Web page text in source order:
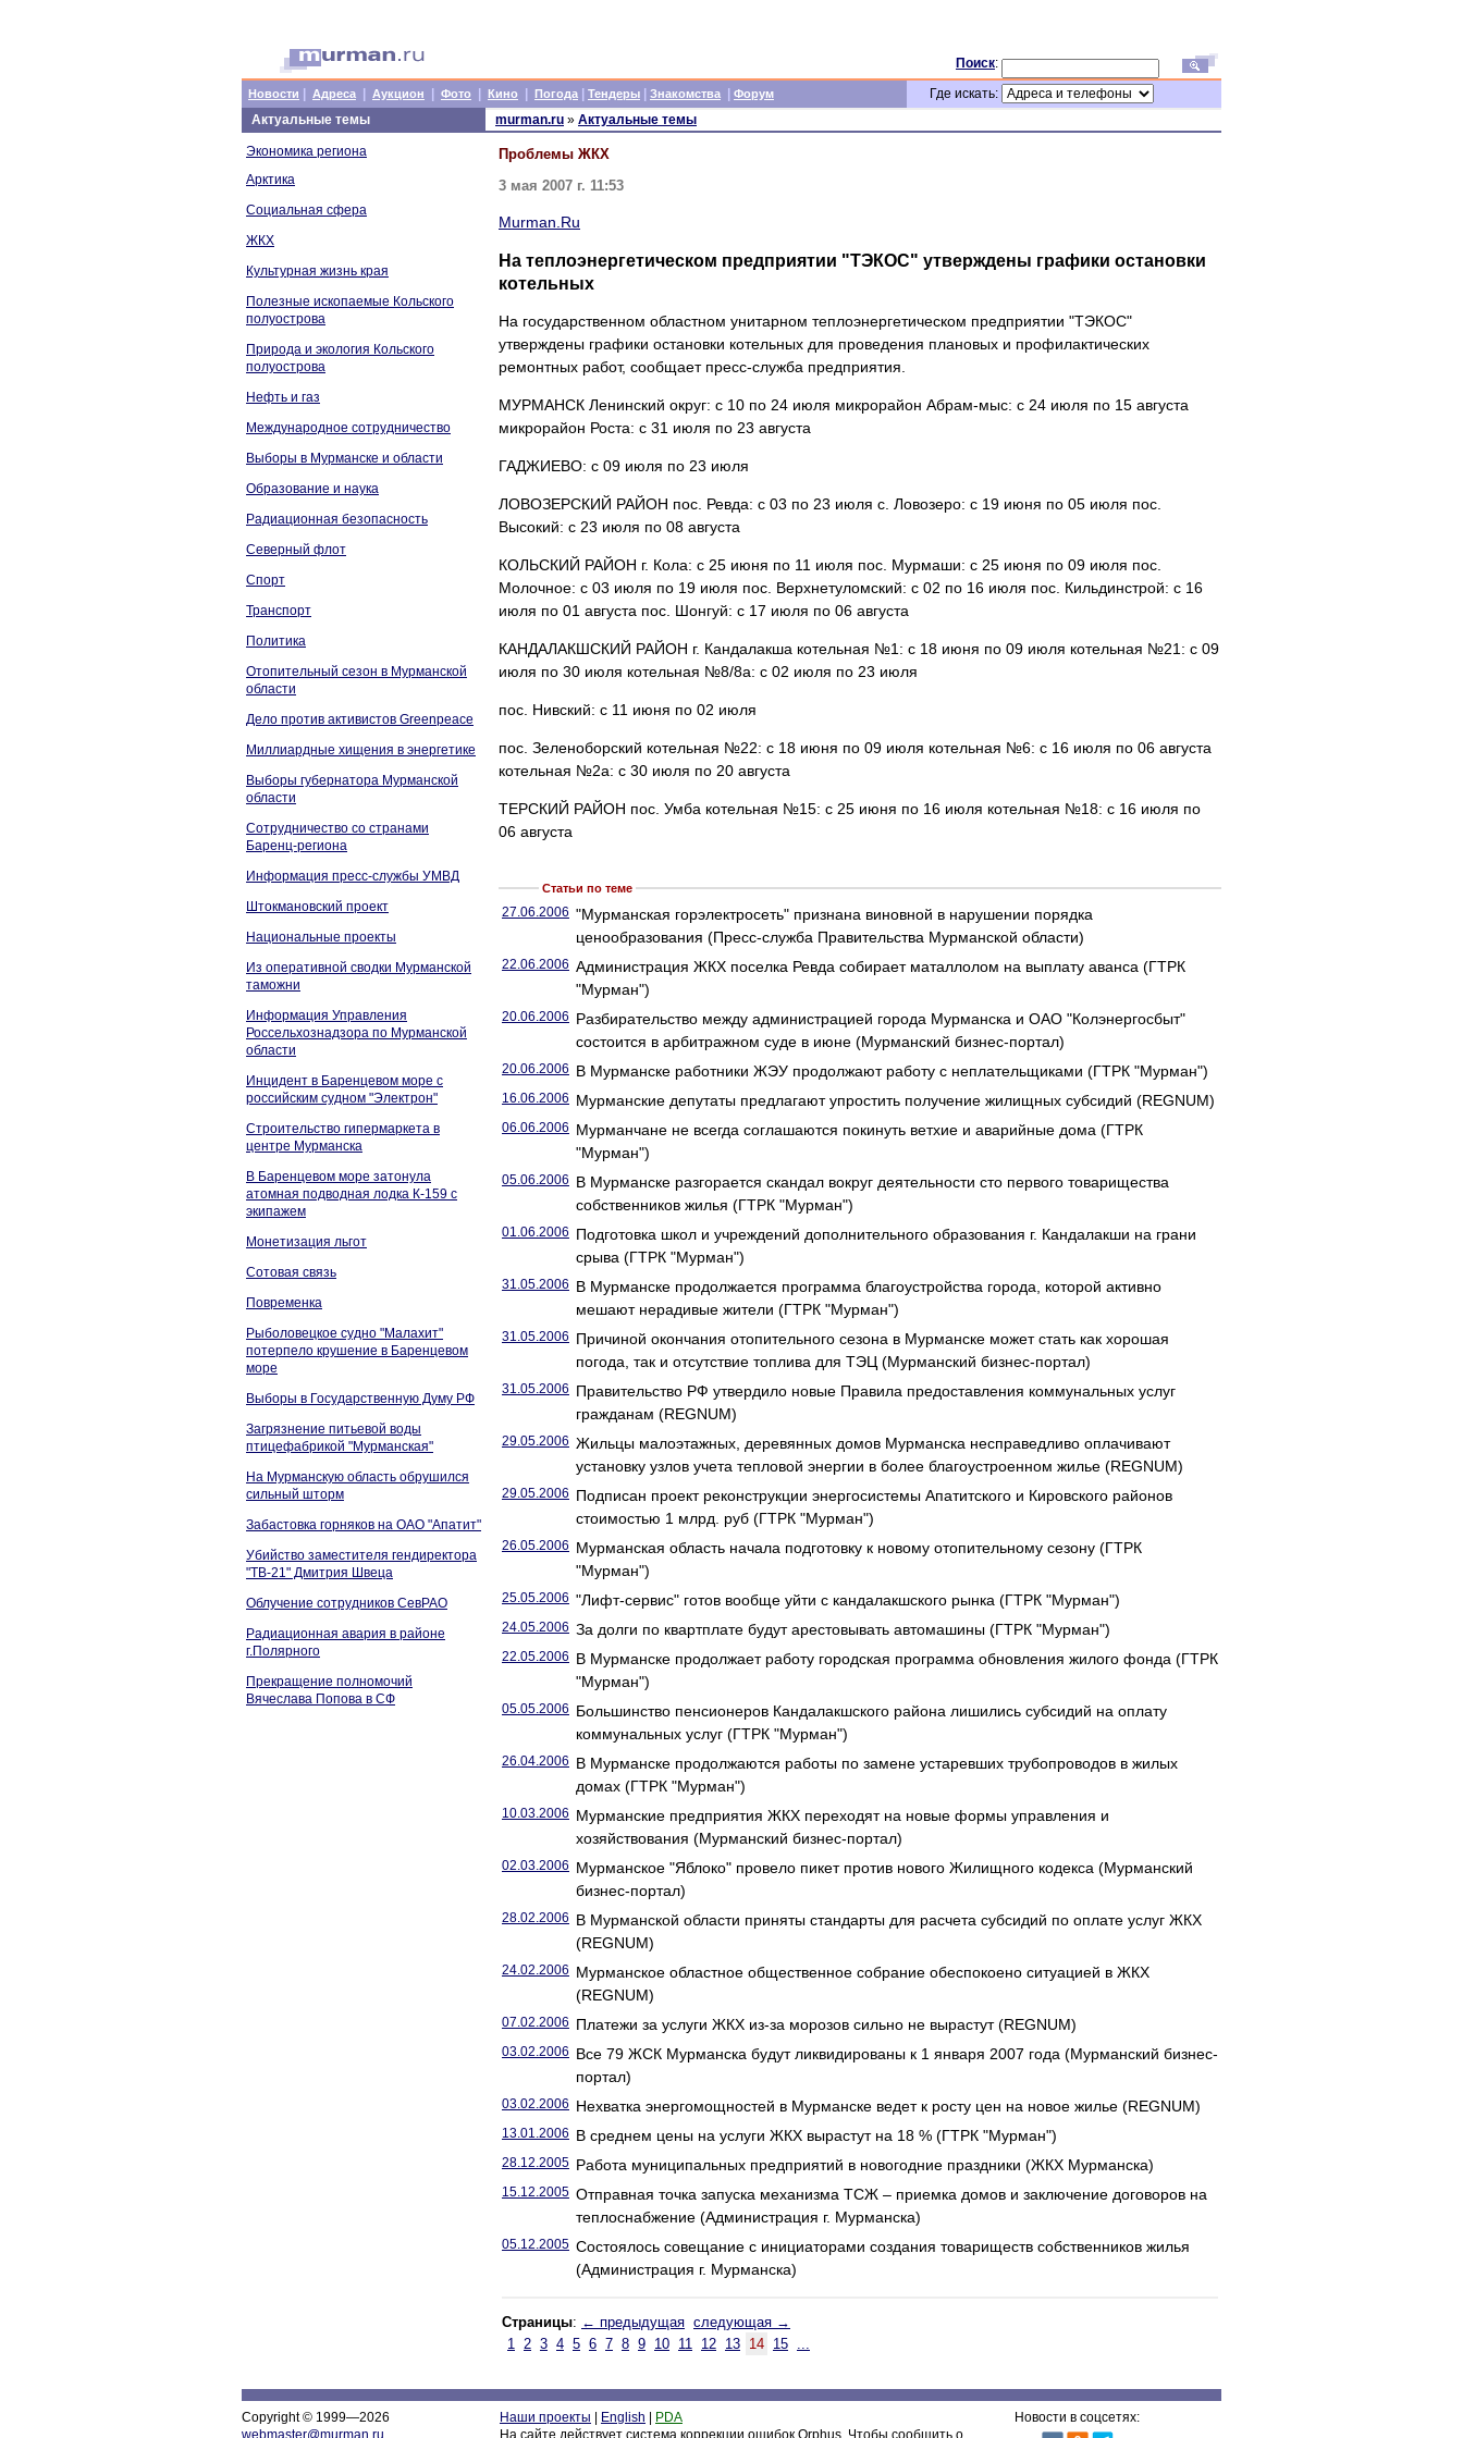
Поиск:
Новости Адреса Аукцион Фото Кино Погода Тендеры Знакомства Форум
Где искать:
Актуальные темы
Экономика региона
Арктика
Социальная сфера
ЖКХ
Культурная жизнь края
Полезные ископаемые Кольского
полуострова
Природа и экология Кольского
полуострова
Нефть и газ
Международное сотрудничество
Выборы в Мурманске и области
Образование и наука
Радиационная безопасность
Северный флот
Спорт
Транспорт
Политика
Отопительный сезон в Мурманской
области
Дело против активистов Greenpeace
Миллиардные хищения в энергетике
Выборы губернатора Мурманской
области
Сотрудничество со странами
Баренц-региона
Информация пресс-службы УМВД
Штокмановский проект
Национальные проекты
Из оперативной сводки Мурманской
таможни
Информация Управления
Россельхознадзора по Мурманской
области
Инцидент в Баренцевом море с
российским судном "Электрон"
Строительство гипермаркета в
центре Мурманска
В Баренцевом море затонула
атомная подводная лодка К-159 с
экипажем
Монетизация льгот
Сотовая связь
Повременка
Рыболовецкое судно "Малахит"
потерпело крушение в Баренцевом
море
Выборы в Государственную Думу РФ
Загрязнение питьевой воды
птицефабрикой "Мурманская"
На Мурманскую область обрушился
сильный шторм
Забастовка горняков на ОАО "Апатит"
Убийство заместителя гендиректора
"ТВ-21" Дмитрия Швеца
Облучение сотрудников СевРАО
Радиационная авария в районе
г.Полярного
Прекращение полномочий
Вячеслава Попова в СФ
murman.ru » Актуальные темы
Проблемы ЖКХ
3 мая 2007 г. 11:53
Murman.Ru
На теплоэнергетическом предприятии "ТЭКОС" утверждены графики остановки
котельных
На государственном областном унитарном теплоэнергетическом предприятии "ТЭКОС"
утверждены графики остановки котельных для проведения плановых и профилактических
ремонтных работ, сообщает пресс-служба предприятия.
МУРМАНСК Ленинский округ: с 10 по 24 июля микрорайон Абрам-мыс: с 24 июля по 15 августа
микрорайон Роста: с 31 июля по 23 августа
ГАДЖИЕВО: с 09 июля по 23 июля
ЛОВОЗЕРСКИЙ РАЙОН пос. Ревда: с 03 по 23 июля с. Ловозеро: с 19 июня по 05 июля пос.
Высокий: с 23 июля по 08 августа
КОЛЬСКИЙ РАЙОН г. Кола: с 25 июня по 11 июля пос. Мурмаши: с 25 июня по 09 июля пос.
Молочное: с 03 июля по 19 июля пос. Верхнетуломский: с 02 по 16 июля пос. Кильдинстрой: с 16
июля по 01 августа пос. Шонгуй: с 17 июля по 06 августа
КАНДАЛАКШСКИЙ РАЙОН г. Кандалакша котельная №1: с 18 июня по 09 июля котельная №21: с 09
июля по 30 июля котельная №8/8а: с 02 июля по 23 июля
пос. Нивский: с 11 июня по 02 июля
пос. Зеленоборский котельная №22: с 18 июня по 09 июля котельная №6: с 16 июля по 06 августа
котельная №2а: с 30 июля по 20 августа
ТЕРСКИЙ РАЙОН пос. Умба котельная №15: с 25 июня по 16 июля котельная №18: с 16 июля по
06 августа
Статьи по теме
27.06.2006 "Мурманская горэлектросеть" признана виновной в нарушении порядка
ценообразования (Пресс-служба Правительства Мурманской области)
22.06.2006 Администрация ЖКХ поселка Ревда собирает маталлолом на выплату аванса (ГТРК
"Мурман")
20.06.2006 Разбирательство между администрацией города Мурманска и ОАО "Колэнергосбыт"
состоится в арбитражном суде в июне (Мурманский бизнес-портал)
20.06.2006 В Мурманске работники ЖЭУ продолжают работу с неплательщиками (ГТРК "Мурман")
16.06.2006 Мурманские депутаты предлагают упростить получение жилищных субсидий (REGNUM)
06.06.2006 Мурманчане не всегда соглашаются покинуть ветхие и аварийные дома (ГТРК
"Мурман")
05.06.2006 В Мурманске разгорается скандал вокруг деятельности сто первого товарищества
собственников жилья (ГТРК "Мурман")
01.06.2006 Подготовка школ и учреждений дополнительного образования г. Кандалакши на грани
срыва (ГТРК "Мурман")
31.05.2006 В Мурманске продолжается программа благоустройства города, которой активно
мешают нерадивые жители (ГТРК "Мурман")
31.05.2006 Причиной окончания отопительного сезона в Мурманске может стать как хорошая
погода, так и отсутствие топлива для ТЭЦ (Мурманский бизнес-портал)
31.05.2006 Правительство РФ утвердило новые Правила предоставления коммунальных услуг
гражданам (REGNUM)
29.05.2006 Жильцы малоэтажных, деревянных домов Мурманска несправедливо оплачивают
установку узлов учета тепловой энергии в более благоустроенном жилье (REGNUM)
29.05.2006 Подписан проект реконструкции энергосистемы Апатитского и Кировского районов
стоимостью 1 млрд. руб (ГТРК "Мурман")
26.05.2006 Мурманская область начала подготовку к новому отопительному сезону (ГТРК
"Мурман")
25.05.2006 "Лифт-сервис" готов вообще уйти с кандалакшского рынка (ГТРК "Мурман")
24.05.2006 За долги по квартплате будут арестовывать автомашины (ГТРК "Мурман")
22.05.2006 В Мурманске продолжает работу городская программа обновления жилого фонда (ГТРК
"Мурман")
05.05.2006 Большинство пенсионеров Кандалакшского района лишились субсидий на оплату
коммунальных услуг (ГТРК "Мурман")
26.04.2006 В Мурманске продолжаются работы по замене устаревших трубопроводов в жилых
домах (ГТРК "Мурман")
10.03.2006 Мурманские предприятия ЖКХ переходят на новые формы управления и
хозяйствования (Мурманский бизнес-портал)
02.03.2006 Мурманское "Яблоко" провело пикет против нового Жилищного кодекса (Мурманский
бизнес-портал)
28.02.2006 В Мурманской области приняты стандарты для расчета субсидий по оплате услуг ЖКХ
(REGNUM)
24.02.2006 Мурманское областное общественное собрание обеспокоено ситуацией в ЖКХ
(REGNUM)
07.02.2006 Платежи за услуги ЖКХ из-за морозов сильно не вырастут (REGNUM)
03.02.2006 Все 79 ЖСК Мурманска будут ликвидированы к 1 января 2007 года (Мурманский бизнес-
портал)
03.02.2006 Нехватка энергомощностей в Мурманске ведет к росту цен на новое жилье (REGNUM)
13.01.2006 В среднем цены на услуги ЖКХ вырастут на 18 % (ГТРК "Мурман")
28.12.2005 Работа муниципальных предприятий в новогодние праздники (ЖКХ Мурманска)
15.12.2005 Отправная точка запуска механизма ТСЖ – приемка домов и заключение договоров на
теплоснабжение (Администрация г. Мурманска)
05.12.2005 Состоялось совещание с инициаторами создания товариществ собственников жилья
(Администрация г. Мурманска)
Страницы: ← предыдущая следующая →
1 2 3 4 5 6 7 8 9 10 11 12 13 14 15 ...
Copyright © 1999—2026
webmaster@murman.ru
Наши проекты English
PDA
На сайте действует система коррекции ошибок Orphus. Чтобы сообщить о
Новости в соцсетях: